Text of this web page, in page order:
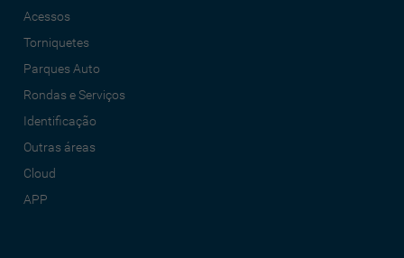
Acessos
Torniquetes
Parques Auto
Rondas e Serviços
Identificação
Outras áreas
Cloud
APP